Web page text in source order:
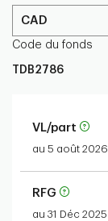
CAD
Code du fonds
TDB2786
VL/part
au 5 août 2026
RFG
au 31 Déc 2025